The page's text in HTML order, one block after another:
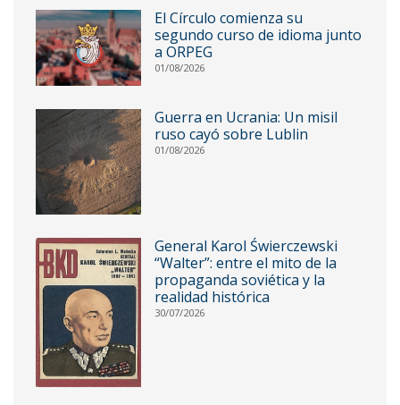
El Círculo comienza su
segundo curso de idioma junto
a ORPEG
01/08/2026
Guerra en Ucrania: Un misil
ruso cayó sobre Lublin
01/08/2026
General Karol Świerczewski
“Walter”: entre el mito de la
propaganda soviética y la
realidad histórica
30/07/2026